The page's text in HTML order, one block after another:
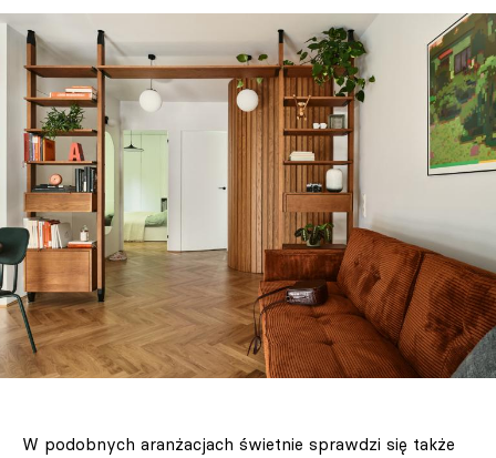
W podobnych aranżacjach świetnie sprawdzi się także